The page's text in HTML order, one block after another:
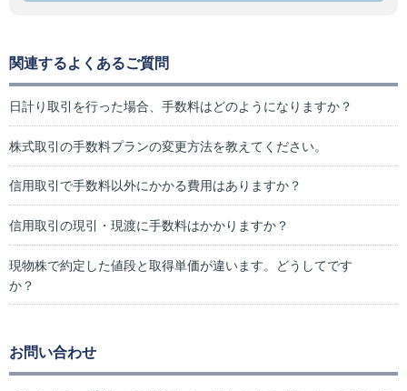
関連するよくあるご質問
日計り取引を行った場合、手数料はどのようになりますか？
株式取引の手数料プランの変更方法を教えてください。
信用取引で手数料以外にかかる費用はありますか？
信用取引の現引・現渡に手数料はかかりますか？
現物株で約定した値段と取得単価が違います。どうしてです
か？
お問い合わせ